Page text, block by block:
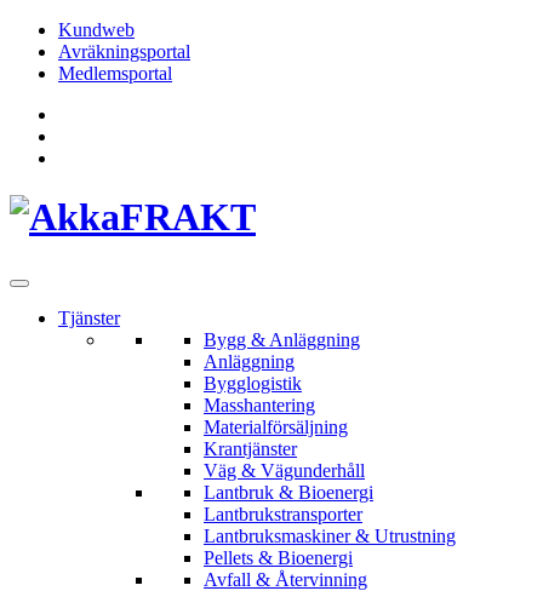
Hoppa
innehållet
Kundweb
Avräkningsportal
Medlemsportal
Tjänster
Bygg & Anläggning
Anläggning
Bygglogistik
Masshantering
Materialförsäljning
Krantjänster
Väg & Vägunderhåll
Lantbruk & Bioenergi
Lantbrukstransporter
Lantbruksmaskiner & Utrustning
Pellets & Bioenergi
Avfall & Återvinning